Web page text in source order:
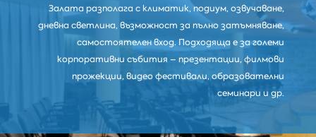
Залата разполага с климатик, подиум, озвучаване,
дневна светлина, възможност за пълно затъмняване,
самостоятелен вход. Подходяща е за големи
корпоративни събития – презентации, филмови
прожекции, видео фестивали, образователни
семинари и др.